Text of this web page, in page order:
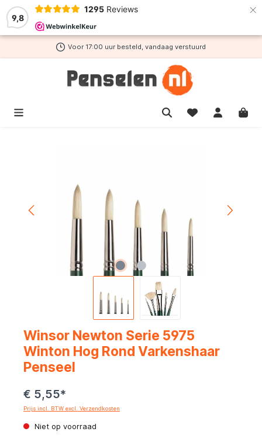
9,8
1295 Reviews ×
hoofdinhoud
Voor 17:00 uur besteld, vandaag verstuurd
Winsor Newton Serie 5975
Winton Hog Rond Varkenshaar
Penseel
€ 5,55*
Prijs incl. BTW excl. Verzendkosten
Niet op voorraad